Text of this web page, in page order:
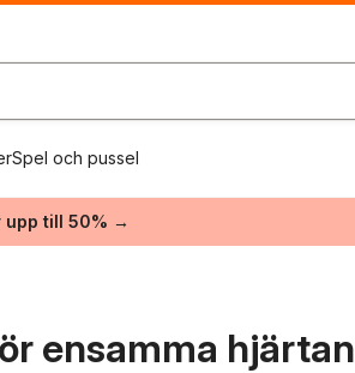
Spel och pussel
upp till 50% →
ensamma hjärtan